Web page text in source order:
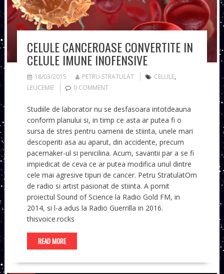
CELULE CANCEROASE CONVERTITE IN
CELULE IMUNE INOFENSIVE
18/03/2015 PETRU STRATULAT CELULE,
LEUCEMIE
0 COMMENT
Studiile de laborator nu se desfasoara intotdeauna
conform planului si, in timp ce asta ar putea fi o
sursa de stres pentru oamenii de stiinta, unele mari
descoperiti asa au aparut, din accidente, precum
pacemaker-ul si penicilina. Acum, savantii par a se fi
impiedicat de ceva ce ar putea modifica unul dintre
cele mai agresive tipuri de cancer. Petru StratulatOm
de radio si artist pasionat de stiinta. A pornit
proiectul Sound of Science la Radio Gold FM, in
2014, si l-a adus la Radio Guerrilla in 2016.
thisvoice.rocks
READ MORE